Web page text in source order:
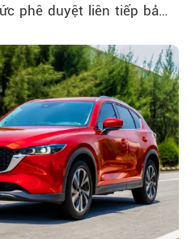
phê duyệt liên tiếp bảy